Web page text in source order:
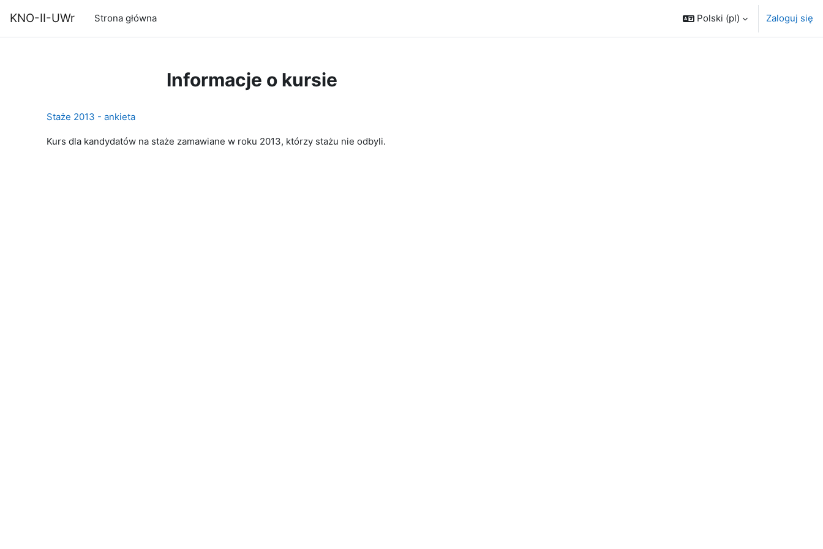
KNO-II-UWr Strona główna Polski ‎(pl)‎ Zaloguj się
Informacje o kursie
Staże 2013 - ankieta
Kurs dla kandydatów na staże zamawiane w roku 2013, którzy stażu nie odbyli.